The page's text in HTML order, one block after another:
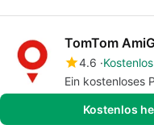
TomTom
4.6 Kostenlos
Ein kostenloses
Kostenlos